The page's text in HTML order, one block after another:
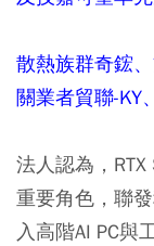
散熱族群奇鋐
關業者貿聯-KY
法人認為，
重要角色，聯
入高階AI PC與